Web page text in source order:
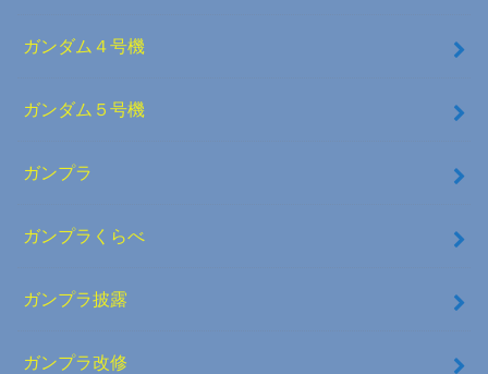
ガンダム４号機
ガンダム５号機
ガンプラ
ガンプラくらべ
ガンプラ披露
ガンプラ改修